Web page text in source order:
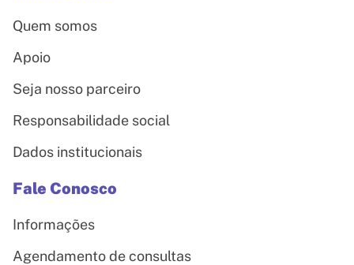
Quem somos
Apoio
Seja nosso parceiro
Responsabilidade social
Dados institucionais
Fale Conosco
Informações
Agendamento de consultas